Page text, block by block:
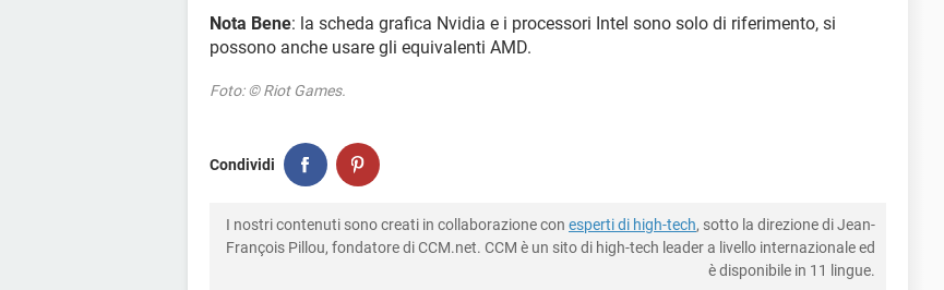
Nota Bene: la scheda grafica Nvidia e i processori Intel sono solo di riferimento, si
possono anche usare gli equivalenti AMD.
Foto: © Riot Games.
Condividi
I nostri contenuti sono creati in collaborazione con esperti di high-tech, sotto la direzione di Jean-
François Pillou, fondatore di CCM.net. CCM è un sito di high-tech leader a livello internazionale ed
è disponibile in 11 lingue.